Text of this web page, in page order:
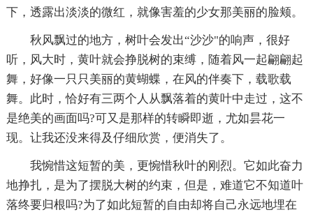
下，透露出淡淡的微红，就像害羞的少女那美丽的脸颊。
秋风飘过的地方，树叶会发出“沙沙"的响声，很好
听，风大时，黄叶就会挣脱树的束缚，随着风一起翩翩起
舞，好像一只只美丽的黄蝴蝶，在风的伴奏下，载歌载
舞。此时，恰好有三两个人从飘落着的黄叶中走过，这不
是绝美的画面吗?可又是那样的转瞬即逝，尤如昙花一
现。让我还没来得及仔细欣赏，便消失了。
我惋惜这短暂的美，更惋惜秋叶的刚烈。它如此奋力
地挣扎，是为了摆脱大树的约束，但是，难道它不知道叶
落终要归根吗?为了如此短暂的自由却将自己永远地埋在